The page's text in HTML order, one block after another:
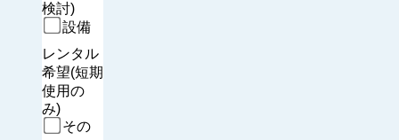
検討)
設備
レンタル
希望(短期
使用の
み)
その